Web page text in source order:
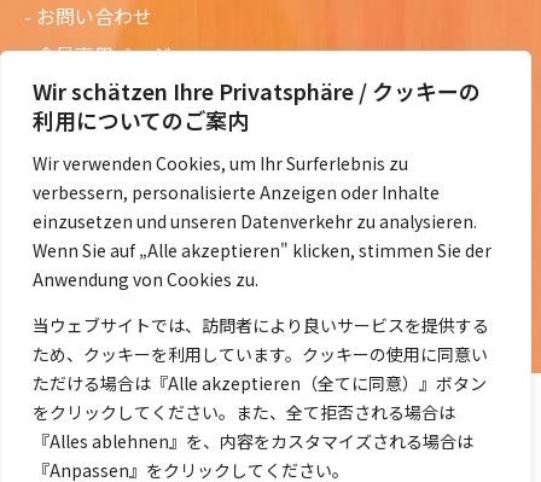
Wir schätzen Ihre Privatsphäre / クッキーの
利用についてのご案内
Wir verwenden Cookies, um Ihr Surferlebnis zu
verbessern, personalisierte Anzeigen oder Inhalte
einzusetzen und unseren Datenverkehr zu analysieren.
Wenn Sie auf „Alle akzeptieren" klicken, stimmen Sie der
Anwendung von Cookies zu.
当ウェブサイトでは、訪問者により良いサービスを提供する
ため、クッキーを利用しています。クッキーの使用に同意い
ただける場合は『Alle akzeptieren（全てに同意）』ボタン
をクリックしてください。また、全て拒否される場合は
『Alles ablehnen』を、内容をカスタマイズされる場合は
『Anpassen』をクリックしてください。
お問い合わせ
会員専用ページ
ニュースレターバックナンバー
過去の講演資料
総会議事録
定款・会費規定など
コラムの紹介
コラム一覧